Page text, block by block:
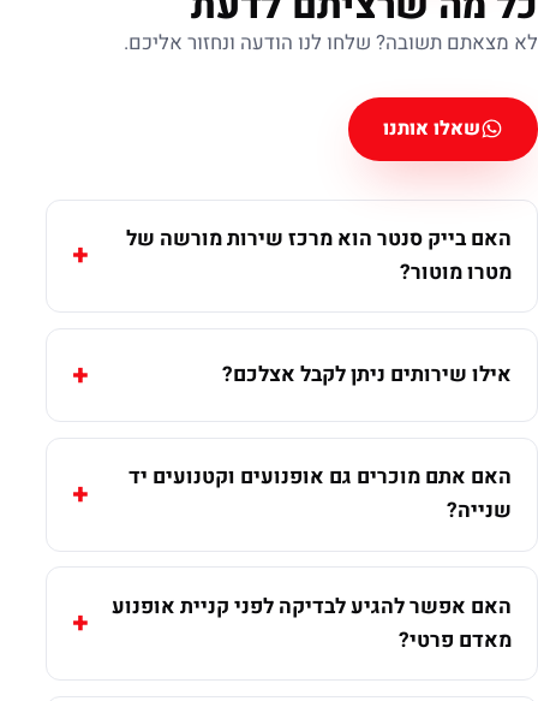
לא מצאתם תשובה? שלחו לנו הודעה ונחזור אליכם.
שאלו אותנו
האם בייק סנטר הוא מרכז שירות מורשה של
מטרו מוטור?
אילו שירותים ניתן לקבל אצלכם?
האם אתם מוכרים גם אופנועים וקטנועים יד
שנייה?
האם אפשר להגיע לבדיקה לפני קניית אופנוע
מאדם פרטי?